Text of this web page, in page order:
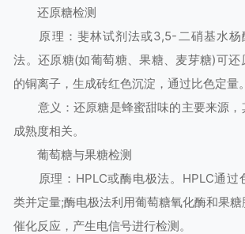
还原糖检测
原理：斐林试剂法或3,5-二硝基水杨
法。还原糖(如葡萄糖、果糖、麦芽糖)可还
的铜离子，生成砖红色沉淀，通过比色定量。
意义：还原糖是蜂蜜甜味的主要来源，
成熟度相关。
葡萄糖与果糖检测
原理：HPLC或酶电极法。HPLC通过
类并定量;酶电极法利用葡萄糖氧化酶和果
催化反应，产生电信号进行检测。